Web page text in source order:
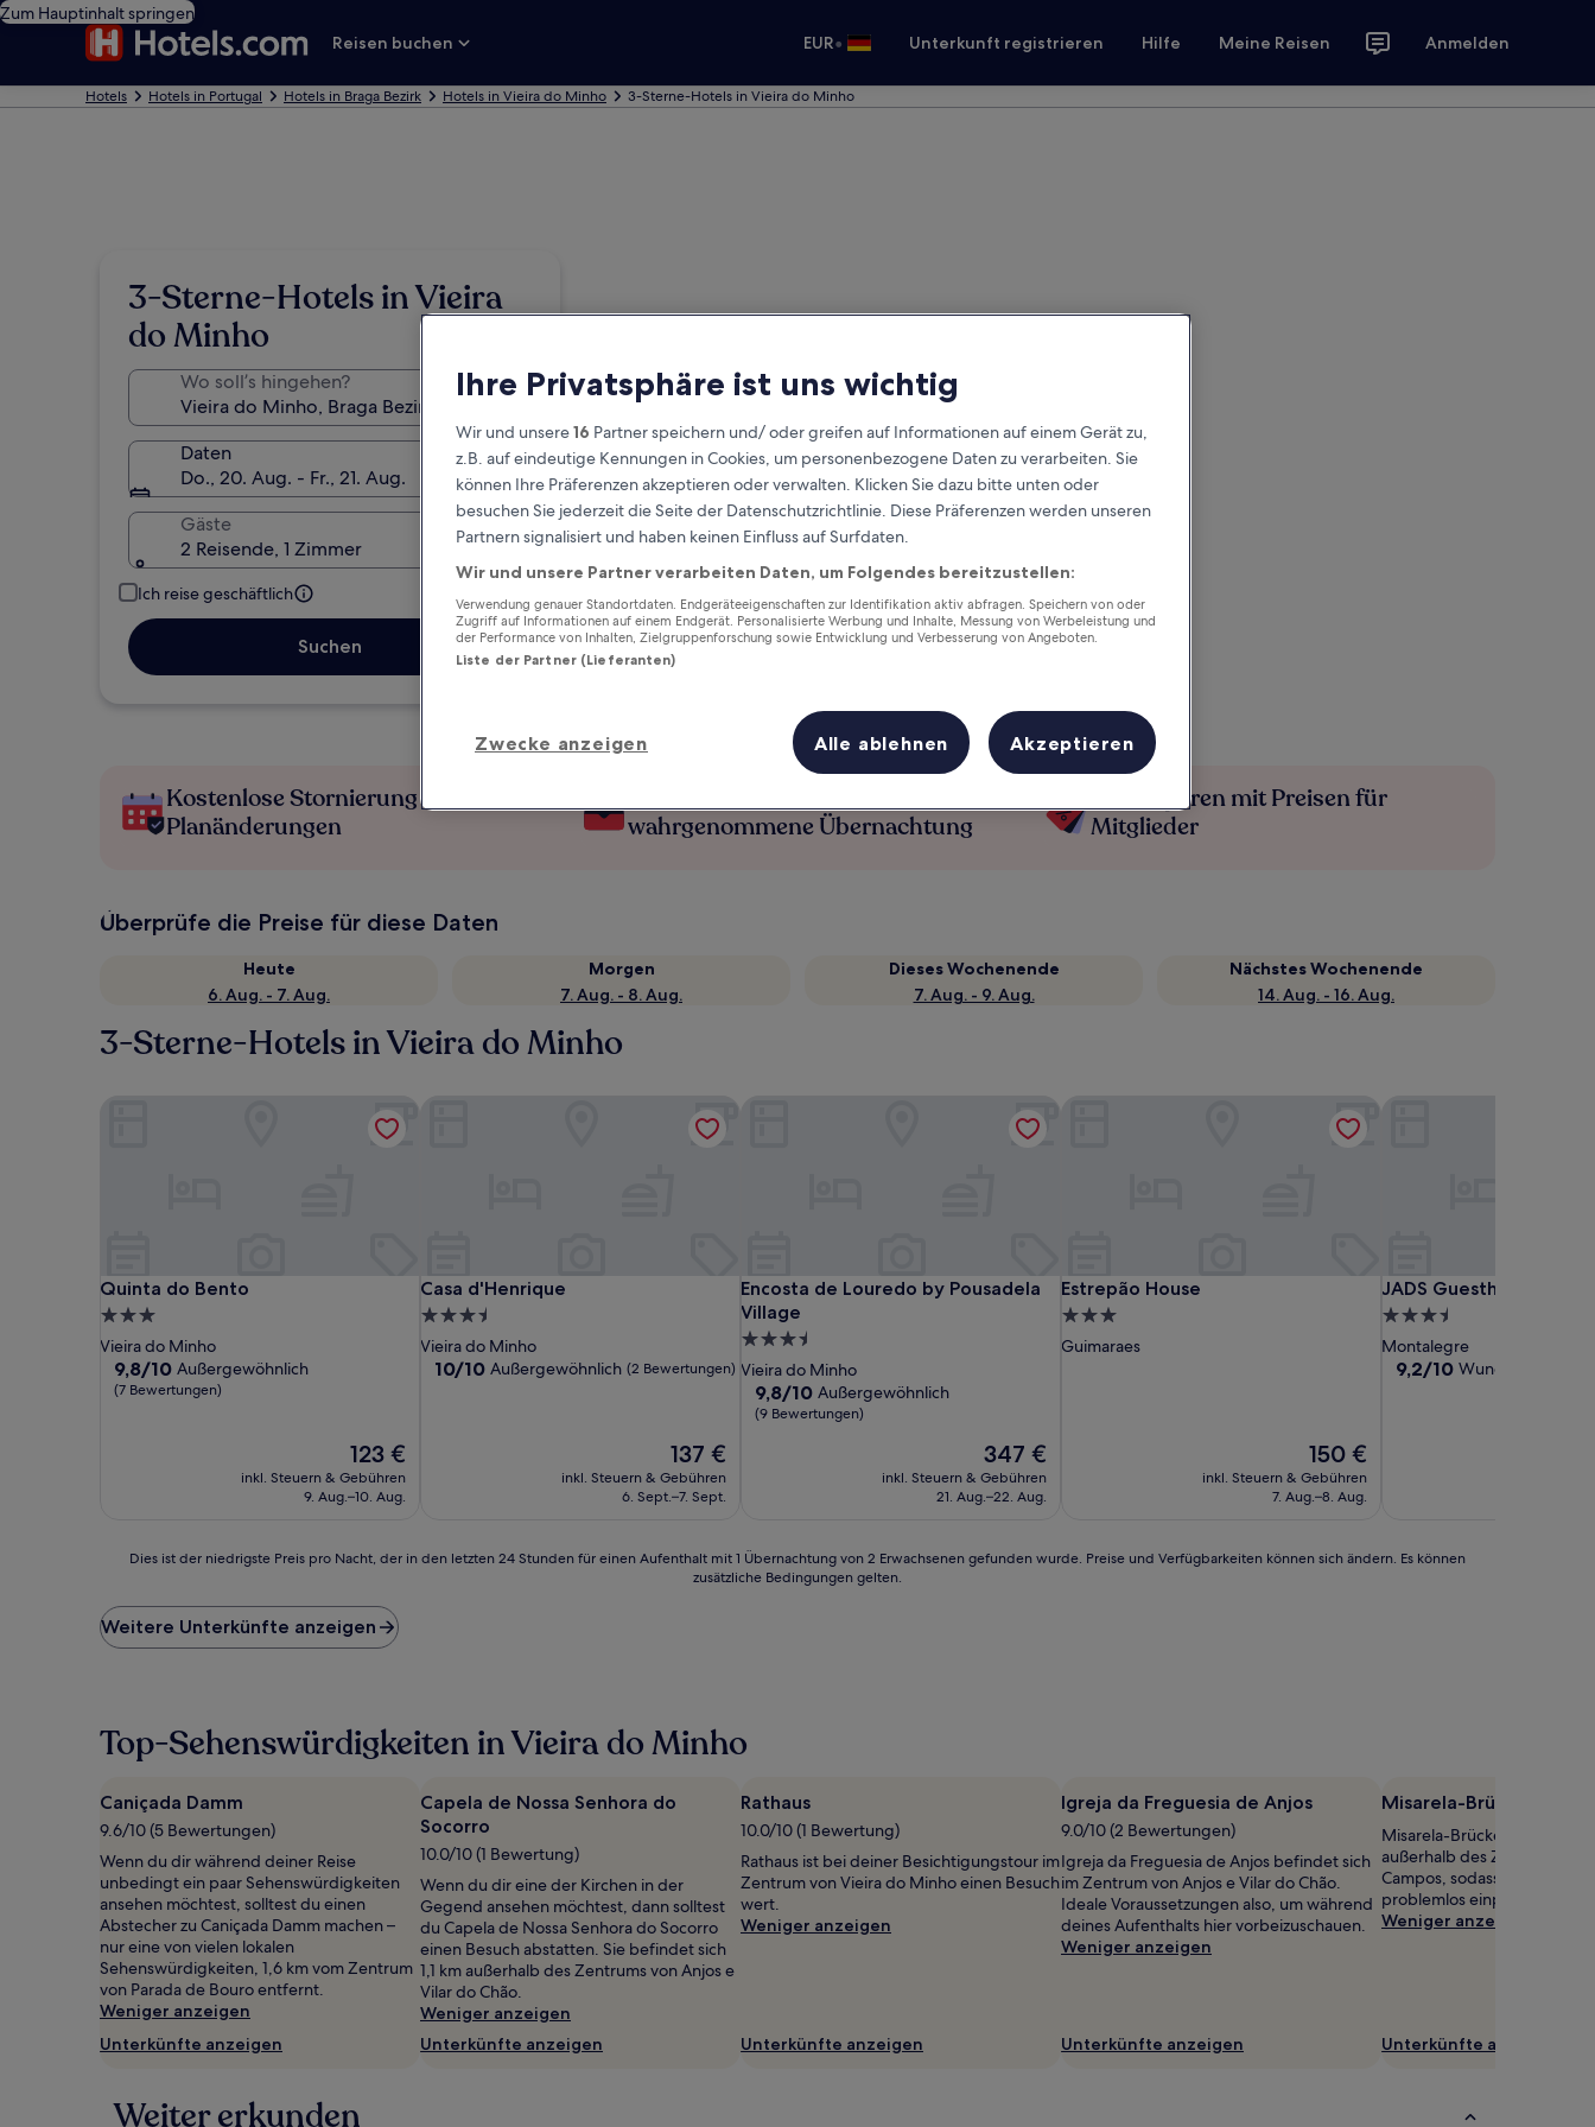
Zum Hauptinhalt springen
Reisen buchen
EUR• Unterkunft registrieren Hilfe Meine Reisen Anmelden
Hotels Hotels in Portugal Hotels in Braga Bezirk Hotels in Vieira do Minho 3-Sterne-Hotels in Vieira do Minho
3-Sterne-Hotels in Vieira
do Minho
Wo soll’s hingehen?
Daten
Do., 20. Aug. - Fr., 21. Aug.
Gäste
2 Reisende, 1 Zimmer
Ich reise geschäftlich
Suchen
Kostenlose Stornierung bei
Planänderungen
wahrgenommene Übernachtung
Mehr sparen mit Preisen für
Mitglieder
Überprüfe die Preise für diese Daten
Heute
6. Aug. - 7. Aug.
Morgen
7. Aug. - 8. Aug.
Dieses Wochenende
7. Aug. - 9. Aug.
Nächstes Wochenende
14. Aug. - 16. Aug.
3-Sterne-Hotels in Vieira do Minho
Quinta do Bento
Quinta do Bento
3.0-
Sterne-
Unterkunft
Vieira do Minho
9.8
von
9,8/10 Außergewöhnlich
(7 Bewertungen)
Der
Preis
beträgt
123 €
inkl. Steuern & Gebühren
9. Aug.–10. Aug.
Casa d'Henrique
Casa d'Henrique
3.5-
Sterne-
Unterkunft
Vieira do Minho
10.0
10/10 Außergewöhnlich (2 Bewertungen)
Der
Preis
beträgt
137 €
inkl. Steuern & Gebühren
6. Sept.–7. Sept.
Encosta de Louredo by Pousadela
Village
Encosta de Louredo by Pousadela Village
3.5-
Sterne-
Unterkunft
Vieira do Minho
9.8
von
9,8/10 Außergewöhnlich
(9 Bewertungen)
Der
Preis
beträgt
347 €
inkl. Steuern & Gebühren
21. Aug.–22. Aug.
Encosta de Louredo by Pousadela Village
Estrepão House
Estrepão House
3.0-
Sterne-
Guimaraes
Der
Preis
beträgt
150 €
inkl. Steuern & Gebühren
7. Aug.–8. Aug.
JADS Guesthouse
JADS Guesthouse
3.5-
Sterne-
Unterkunft
Montalegre
9.2
9,2/10 Wunderbar
der
niedrigste
Preis
in
den
24 Stunden
für
einen
Aufenthalt
mit
1 Übernachtung
von
2 Erwachsenen
gefunden
wurde.
Preise
Verfügbarkeiten
ändern.
Dies ist der niedrigste Preis pro Nacht, der in den letzten 24 Stunden für einen Aufenthalt mit 1 Übernachtung von 2 Erwachsenen gefunden wurde. Preise und Verfügbarkeiten können sich ändern. Es können
zusätzliche Bedingungen gelten.
Weitere Unterkünfte anzeigen
Top-Sehenswürdigkeiten in Vieira do Minho
Caniçada Damm
9.6/10 (5 Bewertungen)
Wenn du dir während deiner Reise
unbedingt ein paar Sehenswürdigkeiten
ansehen möchtest, solltest du einen
Abstecher zu Caniçada Damm machen –
nur eine von vielen lokalen
Sehenswürdigkeiten, 1,6 km vom Zentrum
von Parada de Bouro entfernt.
Weniger anzeigen
Unterkünfte anzeigen
Capela de Nossa Senhora do
Socorro
10.0/10 (1 Bewertung)
Wenn du dir eine der Kirchen in der
Gegend ansehen möchtest, dann solltest
du Capela de Nossa Senhora do Socorro
einen Besuch abstatten. Sie befindet sich
1,1 km außerhalb des Zentrums von Anjos e
Vilar do Chão.
Weniger anzeigen
Unterkünfte anzeigen
Rathaus
10.0/10 (1 Bewertung)
Rathaus ist bei deiner Besichtigungstour im
Zentrum von Vieira do Minho einen Besuch
wert.
Weniger anzeigen
Unterkünfte anzeigen
Igreja da Freguesia de Anjos
9.0/10 (2 Bewertungen)
Igreja da Freguesia de Anjos befindet sich
im Zentrum von Anjos e Vilar do Chão.
Ideale Voraussetzungen also, um während
deines Aufenthalts hier vorbeizuschauen.
Weniger anzeigen
Unterkünfte anzeigen
Misarela-Brücke
Misarela-Brücke befindet
außerhalb des Zentrums von
Campos, sodass sich ein
problemlos einplanen lässt.
Weniger anzeigen
Unterkünfte anzeigen
Weiter erkunden
Ihre Privatsphäre ist uns wichtig
Wir und unsere16 Partner speichern und/ oder greifen auf Informationen auf einem Gerät zu,
z.B. auf eindeutige Kennungen in Cookies, um personenbezogene Daten zu verarbeiten. Sie
können Ihre Präferenzen akzeptieren oder verwalten. Klicken Sie dazu bitte unten oder
besuchen Sie jederzeit die Seite der Datenschutzrichtlinie. Diese Präferenzen werden unseren
Partnern signalisiert und haben keinen Einfluss auf Surfdaten.
Wir und unsere Partner verarbeiten Daten, um Folgendes bereitzustellen:
Verwendung genauer Standortdaten. Endgeräteeigenschaften zur Identifikation aktiv abfragen. Speichern von oder
Zugriff auf Informationen auf einem Endgerät. Personalisierte Werbung und Inhalte, Messung von Werbeleistung und
der Performance von Inhalten, Zielgruppenforschung sowie Entwicklung und Verbesserung von Angeboten.
Liste der Partner (Lieferanten)
Zwecke anzeigen Alle ablehnen Akzeptieren